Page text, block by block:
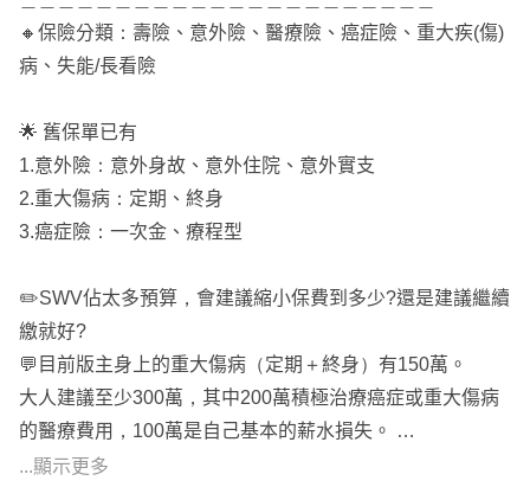
等理賠爭議。
------分隔線------
一份完整的保單應具備：
🎯低保費高保障，把錢花在刀口上
.
🎯保大再保小，保近再保遠
(數萬元的自費藥材、癌症重傷)
.
🎯包含六大保障
🧷意外險
🧷 醫療險
🧷 癌症險
保單規劃重點： 優先規劃「 醫療實支+日額、意外險、重
{ 一 } 醫療保障：「 實支實付＋日額 」
🌟 2024.07新制保險上路，不再複保險，導向單一實支實
付，保險額度不足以支付現行高漲的醫療品質下，必須搭配
定額給付的醫療日額，解決「住院費用.薪水補償或門診手
本單人病房，同時提升住院照顧品質。
🌟 隨著醫療科技的進步，醫材、手術費用越來越貴，實支
實付雜費額度規劃30萬。
🌟 富邦實支實付（HSV）優勢，住院「雜費與手術費」分
開額度計算。
＊需留意富邦實支門診手術有227.334限制，所以在組合上
🔸保險分類：壽險、意外險、醫療險、癌症險、重大疾(傷)
病、失能/長看險
🌟 舊保單已有
1.意外險：意外身故、意外住院、意外實支
2.重大傷病：定期、終身
3.癌症險：一次金、療程型
✏️SWV佔太多預算，會建議縮小保費到多少?還是建議繼續
繳就好?
💬目前版主身上的重大傷病（定期＋終身）有150萬。
大人建議至少300萬，其中200萬積極治療癌症或重大傷病
的醫療費用，100萬是自己基本的薪水損失。
所以不建議縮小保額，但真的保費負擔太大的話，再調
...顯示更多